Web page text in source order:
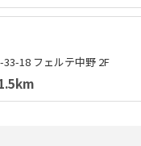
18 フェルテ中野 2F